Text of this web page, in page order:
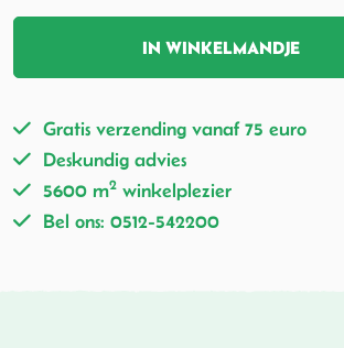
IN WINKELMANDJE
Gratis verzending vanaf 75 euro
Deskundig advies
5600 m2 winkelplezier
Bel ons: 0512-542200